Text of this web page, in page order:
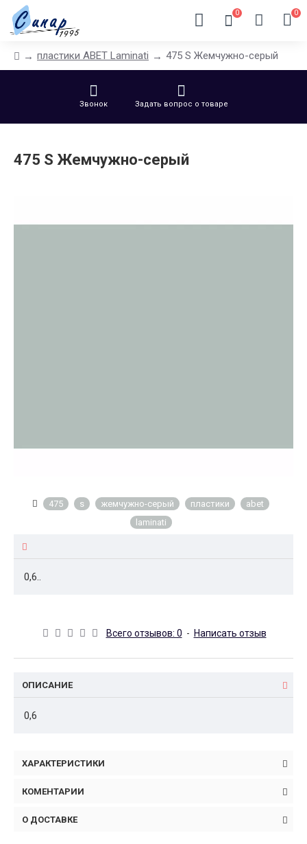
0 0
пластики ABET Laminati 475 S Жемчужно-серый
Звонок Задать вопрос о товаре
475 S Жемчужно-серый
475 s жемчужно-серый пластики
abet
laminati
0,6..
Всего отзывов: 0 - Написать отзыв
ОПИСАНИЕ
0,6
ХАРАКТЕРИСТИКИ
КОМЕНТАРИИ
О ДОСТАВКЕ